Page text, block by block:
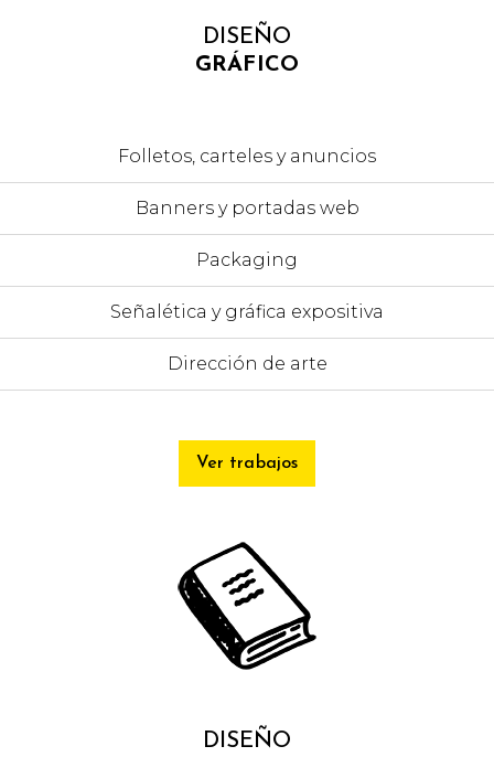
DISEÑO
GRÁFICO
Folletos, carteles y anuncios
Banners y portadas web
Packaging
Señalética y gráfica expositiva
Dirección de arte
Ver trabajos
DISEÑO